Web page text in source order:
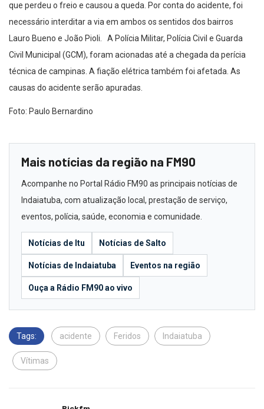
que perdeu o freio e causou a queda. Por conta do acidente, foi
necessário interditar a via em ambos os sentidos dos bairros
Lauro Bueno e João Pioli. A Polícia Militar, Polícia Civil e Guarda
Civil Municipal (GCM), foram acionadas até a chegada da perícia
técnica de campinas. A fiação elétrica também foi afetada. As
causas do acidente serão apuradas.
Foto: Paulo Bernardino
Mais notícias da região na FM90
Acompanhe no Portal Rádio FM90 as principais notícias de
Indaiatuba, com atualização local, prestação de serviço,
eventos, polícia, saúde, economia e comunidade.
Notícias de Itu Notícias de Salto
Notícias de Indaiatuba Eventos na região
Ouça a Rádio FM90 ao vivo
Tags: acidente Feridos Indaiatuba
Vítimas